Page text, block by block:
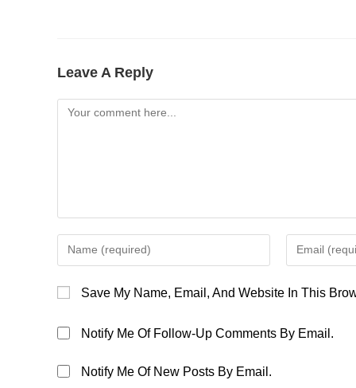
Leave A Reply
Comment
Enter
Your
Or
To
Comment
Enter
Your
Comment
Save My Name, Email, And Website In This
Notify Me Of Follow-Up Comments By Email.
Notify Me Of New Posts By Email.